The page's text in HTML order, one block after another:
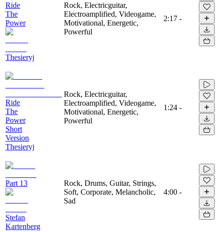
Ride
The
Power
Thesieryj
Rock, Electricguitar,
Electroamplified, Videogame,
Motivational, Energetic,
Powerful
2:17 -
Ride
The
Power
Short
Version
Thesieryj
Rock, Electricguitar,
Electroamplified, Videogame,
Motivational, Energetic,
Powerful
1:24 -
Part 13
Stefan
Kartenberg
Rock, Drums, Guitar, Strings,
Soft, Corporate, Melancholic,
Sad
4:00 -